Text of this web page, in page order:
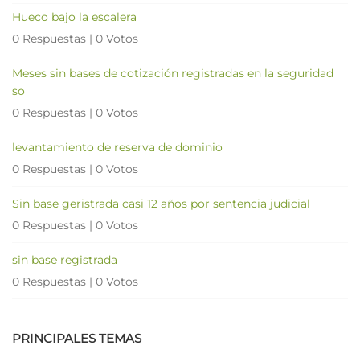
Hueco bajo la escalera
0 Respuestas | 0 Votos
Meses sin bases de cotización registradas en la seguridad
so
0 Respuestas | 0 Votos
levantamiento de reserva de dominio
0 Respuestas | 0 Votos
Sin base geristrada casi 12 años por sentencia judicial
0 Respuestas | 0 Votos
sin base registrada
0 Respuestas | 0 Votos
PRINCIPALES TEMAS